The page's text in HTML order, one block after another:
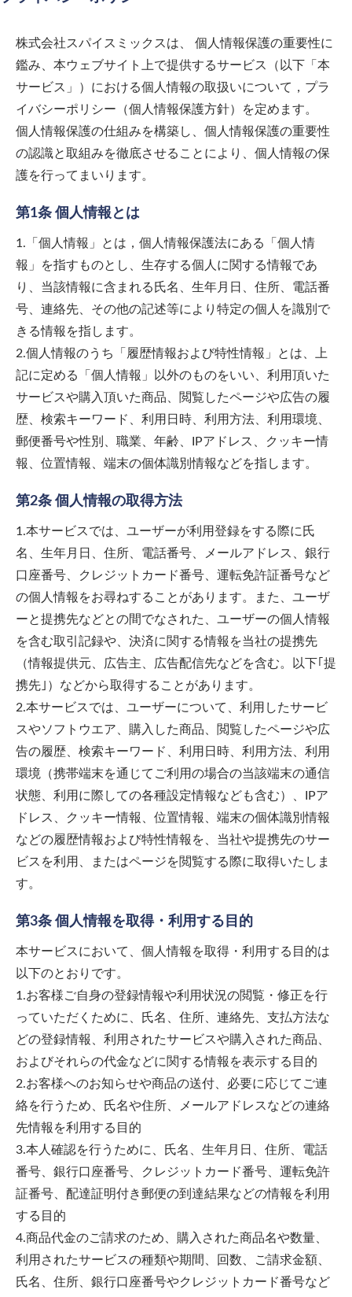
株式会社スパイスミックスは、 個人情報保護の重要性に
鑑み、本ウェブサイト上で提供するサービス（以下「本
サービス」）における個人情報の取扱いについて，プラ
イバシーポリシー（個人情報保護方針）を定めます。
個人情報保護の仕組みを構築し、個人情報保護の重要性
の認識と取組みを徹底させることにより、個人情報の保
護を行ってまいります。
第1条 個人情報とは
1.「個人情報」とは，個人情報保護法にある「個人情
報」を指すものとし、生存する個人に関する情報であ
り、当該情報に含まれる氏名、生年月日、住所、電話番
号、連絡先、その他の記述等により特定の個人を識別で
きる情報を指します。
2.個人情報のうち「履歴情報および特性情報」とは、上
記に定める「個人情報」以外のものをいい、利用頂いた
サービスや購入頂いた商品、閲覧したページや広告の履
歴、検索キーワード、利用日時、利用方法、利用環境、
郵便番号や性別、職業、年齢、IPアドレス、クッキー情
報、位置情報、端末の個体識別情報などを指します。
第2条 個人情報の取得方法
1.本サービスでは、ユーザーが利用登録をする際に氏
名、生年月日、住所、電話番号、メールアドレス、銀行
口座番号、クレジットカード番号、運転免許証番号など
の個人情報をお尋ねすることがあります。また、ユーザ
ーと提携先などとの間でなされた、ユーザーの個人情報
を含む取引記録や、決済に関する情報を当社の提携先
（情報提供元、広告主、広告配信先などを含む。以下｢提
携先｣）などから取得することがあります。
2.本サービスでは、ユーザーについて、利用したサービ
スやソフトウエア、購入した商品、閲覧したページや広
告の履歴、検索キーワード、利用日時、利用方法、利用
環境（携帯端末を通じてご利用の場合の当該端末の通信
状態、利用に際しての各種設定情報なども含む）、IPア
ドレス、クッキー情報、位置情報、端末の個体識別情報
などの履歴情報および特性情報を、当社や提携先のサー
ビスを利用、またはページを閲覧する際に取得いたしま
す。
第3条 個人情報を取得・利用する目的
本サービスにおいて、個人情報を取得・利用する目的は
以下のとおりです。
1.お客様ご自身の登録情報や利用状況の閲覧・修正を行
っていただくために、氏名、住所、連絡先、支払方法な
どの登録情報、利用されたサービスや購入された商品、
およびそれらの代金などに関する情報を表示する目的
2.お客様へのお知らせや商品の送付、必要に応じてご連
絡を行うため、氏名や住所、メールアドレスなどの連絡
先情報を利用する目的
3.本人確認を行うために、氏名、生年月日、住所、電話
番号、銀行口座番号、クレジットカード番号、運転免許
証番号、配達証明付き郵便の到達結果などの情報を利用
する目的
4.商品代金のご請求のため、購入された商品名や数量、
利用されたサービスの種類や期間、回数、ご請求金額、
氏名、住所、銀行口座番号やクレジットカード番号など